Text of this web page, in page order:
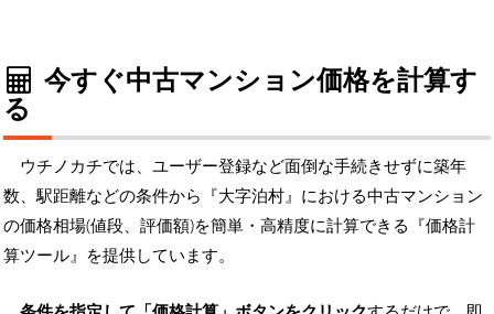
今すぐ中古マンション価格を計算す
る
ウチノカチでは、ユーザー登録など面倒な手続きせずに築年
数、駅距離などの条件から『大字泊村』における中古マンション
の価格相場(値段、評価額)を簡単・高精度に計算できる『価格計
算ツール』を提供しています。